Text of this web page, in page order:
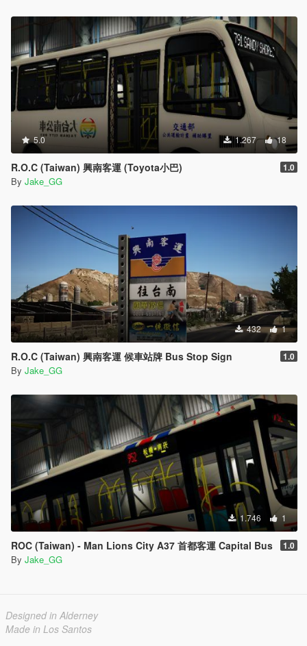
5.0 1.267 18
R.O.C (Taiwan) 興南客運 (Toyota小巴) 1.0
By Jake_GG
432 1
R.O.C (Taiwan) 興南客運 候車站牌 Bus Stop Sign 1.0
By Jake_GG
1.746 1
ROC (Taiwan) - Man Lions City A37 首都客運 Capital Bus 1.0
By Jake_GG
Designed in Alderney
Made in Los Santos